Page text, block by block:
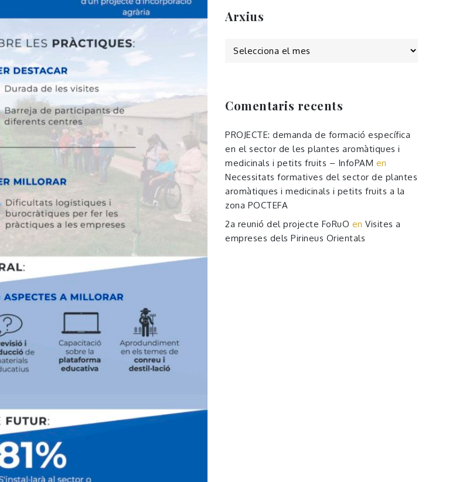
Arxius
Comentaris recents
PROJECTE: demanda de formació específica
en el sector de les plantes aromàtiques i
medicinals i petits fruits – InfoPAM en
Necessitats formatives del sector de plantes
aromàtiques i medicinals i petits fruits a la
zona POCTEFA
2a reunió del projecte FoRuO en Visites a
empreses dels Pirineus Orientals